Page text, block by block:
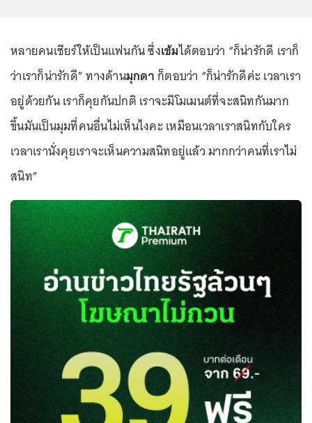
หลายคนเชียร์ให้เป็นแฟนกัน ซึ่งเข้มได้ตอบว่า “ก็น่ารักดี เราก็
ว่าเราก็น่ารักดี” ทางด้านมุกดาก็ตอบว่า “ก็น่ารักดีค่ะ เวลาเรา
อยู่ด้วยกัน เราก็คุยกันปกติ เราจะมีโมเมนต์ที่จะสนิทกันมาก
ขึ้นมันเป็นมุมที่คนอื่นไม่เห็นไงคะ เหมือนเวลาเราสนิทกับใคร
เวลาเรานั่งคุยเราจะเห็นความสนิทอยู่แล้ว มากกว่าคนที่เราไม่
สนิท”